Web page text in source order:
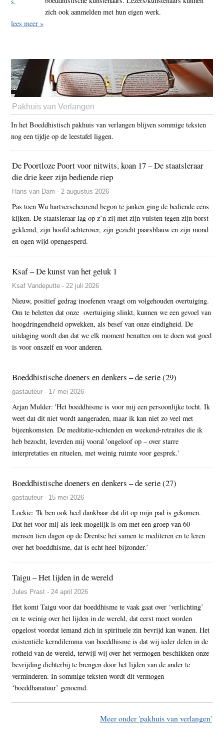
zich ook aanmelden met hun eigen werk.
lees meer »
Pakhuis van Verlangen
In het Boeddhistisch pakhuis van verlangen blijven sommige teksten
nog een tijdje op de leestafel liggen.
De Poortloze Poort voor nitwits, koan 17 – De staatsleraar
die drie keer zijn bediende riep
Hans van Dam - 2 augustus 2026
Pas toen Wu hartverscheurend begon te janken ging de bediende eens
kijken. De staatsleraar lag op z’n zij met zijn vuisten tegen zijn borst
geklemd, zijn hoofd achterover, zijn gezicht paarsblauw en zijn mond
en ogen wijd opengesperd.
Ksaf – De kunst van het geluk 1
Ksaf Vandeputte - 22 juli 2026
Nieuw, positief gedrag inoefenen vraagt om volgehouden overtuiging.
Om te beletten dat onze overtuiging slinkt, kunnen we een gevoel van
hoogdringendheid opwekken, als besef van onze eindigheid. De
uitdaging wordt dan dat we elk moment benutten om te doen wat goed
is voor onszelf en voor anderen.
Boeddhistische doeners en denkers – de serie (29)
gastauteur - 17 mei 2026
Arjan Mulder: 'Het boeddhisme is voor mij een persoonlijke tocht. Ik
weet dat dit niet wordt aangeraden, maar ik kan niet zo veel met
bijeenkomsten. De meditatie-ochtenden en weekend-retraites die ik
heb bezocht, leverden mij vooral 'ongeloof op – over starre
interpretaties en rituelen, met weinig ruimte voor gesprek.'
Boeddhistische doeners en denkers – de serie (27)
gastauteur - 15 mei 2026
Loekie: 'Ik ben ook heel dankbaar dat dit op mijn pad is gekomen.
Dat het voor mij als leek mogelijk is om met een groep van 60
mensen tien dagen op de Drentse hei samen te mediteren en te leren
over het boeddhisme, dat is echt heel bijzonder.’
Taigu – Het lijden in de wereld
Jules Prast - 24 april 2026
Het komt Taigu voor dat boeddhisme te vaak gaat over ‘verlichting’
en te weinig over het lijden in de wereld, dat eerst moet worden
opgelost voordat iemand zich in spirituele zin bevrijd kan wanen. Het
existentiële kerndilemma van boeddhisme is dat wij ieder delen in de
rotheid van de wereld, terwijl wij over het vermogen beschikken onze
bevrijding dichterbij te brengen door het lijden van de ander te
verminderen. In sommige teksten wordt dit vermogen
‘boeddhanatuur’ genoemd.
Meer onder 'pakhuis van verlangen'